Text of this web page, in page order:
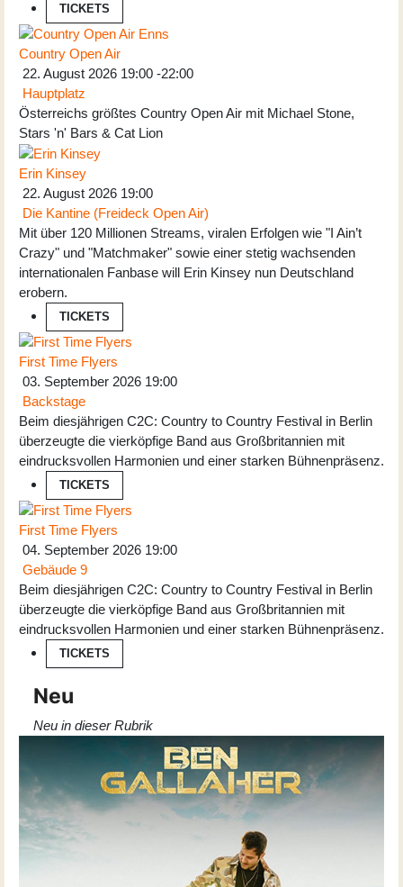
TICKETS
Country Open Air
22. August 2026 19:00 -22:00
Hauptplatz
Österreichs größtes Country Open Air mit Michael Stone,
Stars 'n' Bars & Cat Lion
Erin Kinsey
22. August 2026 19:00
Die Kantine (Freideck Open Air)
Mit über 120 Millionen Streams, viralen Erfolgen wie "I Ain’t
Crazy" und "Matchmaker" sowie einer stetig wachsenden
internationalen Fanbase will Erin Kinsey nun Deutschland
erobern.
TICKETS
First Time Flyers
03. September 2026 19:00
Backstage
Beim diesjährigen C2C: Country to Country Festival in Berlin
überzeugte die vierköpfige Band aus Großbritannien mit
eindrucksvollen Harmonien und einer starken Bühnenpräsenz.
TICKETS
First Time Flyers
04. September 2026 19:00
Gebäude 9
Beim diesjährigen C2C: Country to Country Festival in Berlin
überzeugte die vierköpfige Band aus Großbritannien mit
eindrucksvollen Harmonien und einer starken Bühnenpräsenz.
TICKETS
Neu
Neu in dieser Rubrik